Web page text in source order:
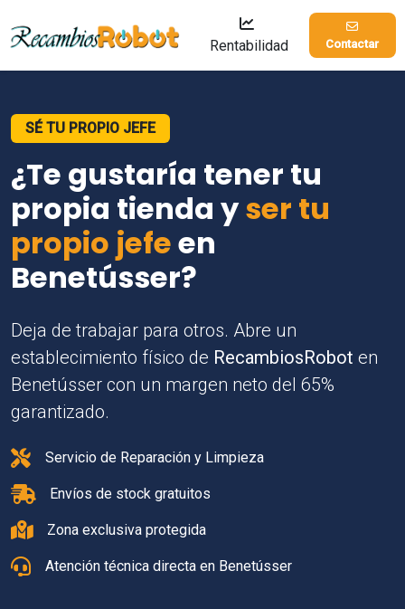
Rentabilidad Contactar
SÉ TU PROPIO JEFE
¿Te gustaría tener tu
propia tienda yser tu
propio jefeen
Benetússer?
Deja de trabajar para otros. Abre un
establecimiento físico de RecambiosRobot en
Benetússer con un margen neto del 65%
garantizado.
Servicio de Reparación y Limpieza
Envíos de stock gratuitos
Zona exclusiva protegida
Atención técnica directa en Benetússer